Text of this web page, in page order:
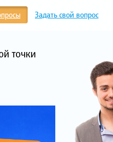
Задать свой вопрос
точки